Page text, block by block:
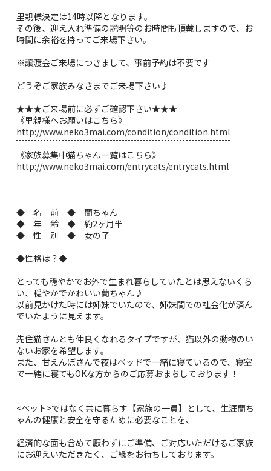
里親様決定は14時以降となります。
その後、迎え入れ準備の説明等のお時間も頂戴しますので、お
時間に余裕を持ってご来場下さい。
※譲渡会ご来場につきまして、事前予約は不要です
どうぞご家族みなさまでご来場下さい♪
★★★ご来場前に必ずご確認下さい★★★
《里親様へお願いはこちら》
http://www.neko3mai.com/condition/condition.html
《家族募集中猫ちゃん一覧はこちら》
http://www.neko3mai.com/entrycats/entrycats.html
◆ 名 前 ◆ 蘭ちゃん
◆ 年 齢 ◆ 約2ヶ月半
◆ 性 別 ◆ 女の子
◆性格は？◆
とっても穏やかでお外で生まれ暮らしていたとは思えないくら
い、穏やかでかわいい蘭ちゃん♪
以前見かけた時には姉妹でいたので、姉妹間での社会化が済ん
でいたように見えます。
先住猫さんとも仲良くなれるタイプですが、猫以外の動物のい
ないお家を希望します。
また、甘えんぼさんで夜はベッドで一緒に寝ているので、寝室
で一緒に寝てもOKな方からのご応募おまちしております！
<ペット>ではなく共に暮らす【家族の一員】として、生涯蘭ち
ゃんの健康と安全を守るために必要なことを、
経済的な面も含めて厭わずにご準備、ご対応いただけるご家族
にお迎えいただきたく、ご縁をお待ちしております。